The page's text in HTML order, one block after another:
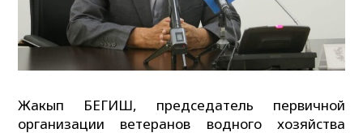
Жакып БЕГИШ, председатель первичной
организации ветеранов водного хозяйства